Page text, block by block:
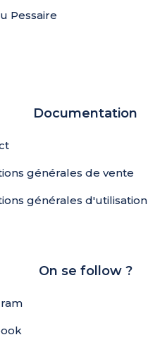
Pessaire
Documentation
générales de vente
générales d'utilisation
On se follow ?